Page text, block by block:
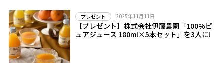
プレゼント 2025年11月11日
【プレゼント】株式会社伊藤農園「100%ピ
ュアジュース 180ml×5本セット」を3人に!